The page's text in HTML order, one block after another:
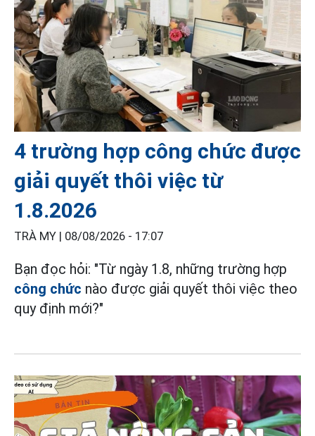
4 trường hợp công chức được
giải quyết thôi việc từ
1.8.2026
TRÀ MY | 08/08/2026 - 17:07
Bạn đọc hỏi: "Từ ngày 1.8, những trường hợp
công chức nào được giải quyết thôi việc theo
quy định mới?"